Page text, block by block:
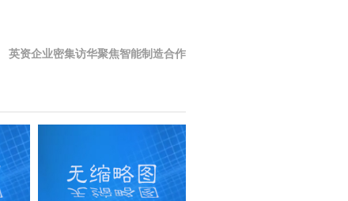
英资企业密集访华聚焦智能制造合作